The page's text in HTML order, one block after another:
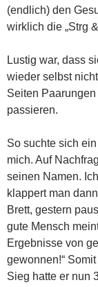
(endlich) den
wirklich die „Strg
Lustig war, dass
wieder selbst
Seiten
passieren.
So suchte sich
mich. Auf
seinen Namen.
klappert man
Brett, gestern
gute Mensch
Ergebnisse von
gewonnen!“
Sieg hatte er nun